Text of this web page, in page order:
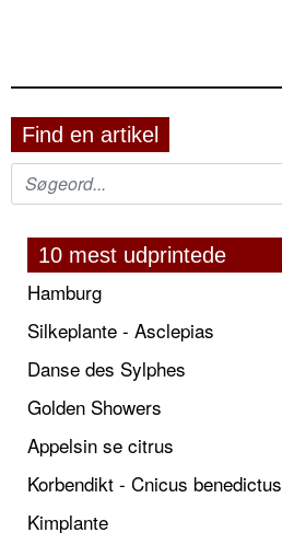
Find en artikel
10 mest udprintede
Hamburg
Silkeplante - Asclepias
Danse des Sylphes
Golden Showers
Appelsin se citrus
Korbendikt - Cnicus benedictus
Kimplante